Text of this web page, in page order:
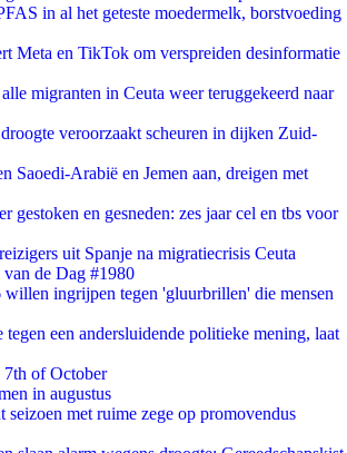
in al het geteste moedermelk, borstvoeding
Meta en TikTok om verspreiden desinformatie
migranten in Ceuta weer teruggekeerd naar
veroorzaakt scheuren in dijken Zuid-
Saoedi-Arabië en Jemen aan, dreigen met
gestoken en gesneden: zes jaar cel en tbs voor
uit Spanje na migratiecrisis Ceuta
van de Dag #1980
ingrijpen tegen 'gluurbrillen' die mensen
tegen een andersluidende politieke mening, laat
of October
in augustus
seizoen met ruime zege op promovendus